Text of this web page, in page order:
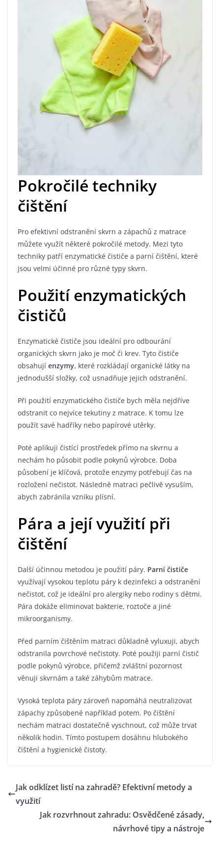
Pokročilé techniky
čištění
Pro efektivní odstranění skvrn a zápachů z matrace
můžete využít některé pokročilé metody. Mezi tyto
techniky patří enzymatické čističe a parní čištění, které
jsou velmi účinné pro různé typy skvrn.
Použití enzymatických
čističů
Enzymatické čističe jsou ideální pro odbourání
organických skvrn jako je moč či krev. Tyto čističe
obsahují enzymy, které rozkládají organické látky na
jednodušší složky, což usnadňuje jejich odstranění.
Při použití enzymatického čističe bych měla nejdříve
odstranit co nejvíce tekutiny z matrace. K tomu lze
použít savé hadříky nebo papírové utěrky.
Poté aplikuji čistící prostředek přímo na skvrnu a
nechám ho působit podle pokynů výrobce. Doba
působení je klíčová, protože enzymy potřebují čas na
rozložení nečistot. Následně matraci pečlivě vysuším,
abych zabránila vzniku plísní.
Pára a její využití při
čištění
Další účinnou metodou je použití páry. Parní čističe
využívají vysokou teplotu páry k dezinfekci a odstranění
nečistot, což je ideální pro alergiky nebo rodiny s dětmi.
Pára dokáže eliminovat bakterie, roztoče a jiné
mikroorganismy.
Před parním čištěním matraci důkladně vyluxuji, abych
odstranila povrchové nečistoty. Poté použiji parní čistič
podle pokynů výrobce, přičemž zvláštní pozornost
věnuji skvrnám a také záhybům matrace.
Vysoká teplota páry zároveň napomáhá neutralizovat
zápachy způsobené například potem. Po čištění
nechám matraci dostatečně vyschnout, což může trvat
několik hodin. Tímto postupem dosáhnu hlubokého
čištění a hygienické čistoty.
Jak odklízet listí na zahradě? Efektivní metody a
využití
Jak rozvrhnout zahradu: Osvědčené zásady,
návrhové tipy a nástroje